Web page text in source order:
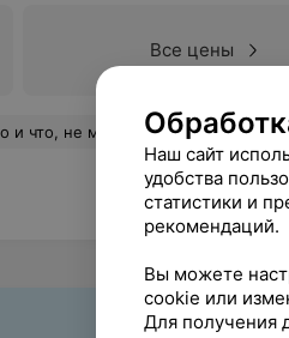
Все цены
и что, не мало важно очень
Наш сайт
удобства
статистики и
рекомендаций.
Вы можете
cookie или
Для получения